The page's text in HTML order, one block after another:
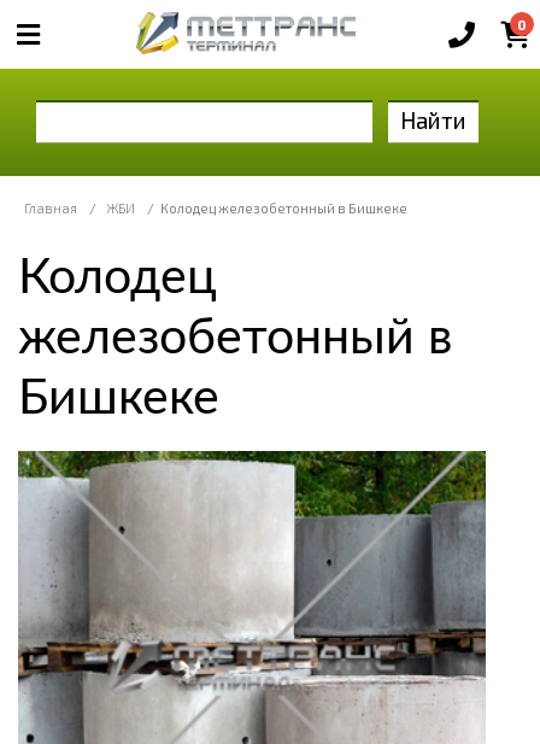
0
Найти
Главная / ЖБИ / Колодец железобетонный в Бишкеке
Колодец
железобетонный в
Бишкеке